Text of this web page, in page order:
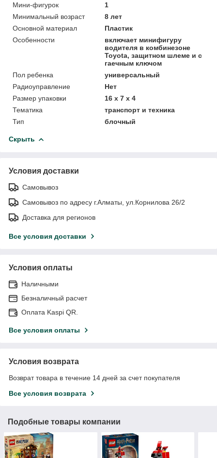
Мини-фигурок
1
Минимальный возраст
8 лет
Основной материал
Пластик
Особенности
включает минифигуру
водителя в комбинезоне
Toyota, защитном шлеме и с
гаечным ключом
Пол ребенка
универсальный
Радиоуправление
Нет
Размер упаковки
16 x 7 x 4
Тематика
транспорт и техника
Тип
блочный
Скрыть
Условия доставки
Самовывоз
Самовывоз по адресу г.Алматы, ул.Корнилова 26/2
Доставка для регионов
Все условия доставки
Условия оплаты
Наличными
Безналичный расчет
Оплата Kaspi QR.
Все условия оплаты
Условия возврата
Возврат товара в течение 14 дней за счет покупателя
Все условия возврата
Подобные товары компании